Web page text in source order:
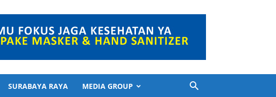
SURABAYA RAYA MEDIA GROUP